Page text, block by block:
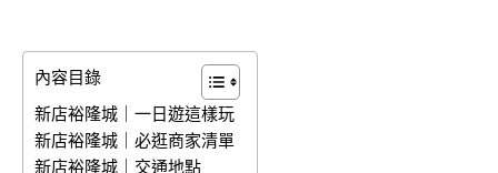
內容目錄
新店裕隆城｜一日遊這樣玩
新店裕隆城｜必逛商家清單
新店裕隆城｜交通地點